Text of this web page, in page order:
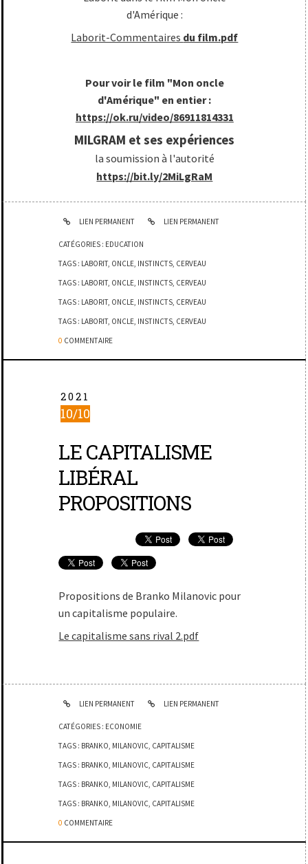
d'Amérique :
Laborit-Commentaires du film.pdf
Pour voir le film "Mon oncle
d'Amérique" en entier :
https://ok.ru/video/86911814331
MILGRAM et ses expériences
la soumission à l'autorité
https://bit.ly/2MiLgRaM
LIEN PERMANENT LIEN PERMANENT
CATÉGORIES : EDUCATION
TAGS : LABORIT, ONCLE, INSTINCTS, CERVEAU
TAGS : LABORIT, ONCLE, INSTINCTS, CERVEAU
TAGS : LABORIT, ONCLE, INSTINCTS, CERVEAU
TAGS : LABORIT, ONCLE, INSTINCTS, CERVEAU
0 COMMENTAIRE
2021
10/10
LE CAPITALISME
LIBÉRAL
PROPOSITIONS
Propositions de Branko Milanovic pour
un capitalisme populaire.
Le capitalisme sans rival 2.pdf
LIEN PERMANENT LIEN PERMANENT
CATÉGORIES : ECONOMIE
TAGS : BRANKO, MILANOVIC, CAPITALISME
TAGS : BRANKO, MILANOVIC, CAPITALISME
TAGS : BRANKO, MILANOVIC, CAPITALISME
TAGS : BRANKO, MILANOVIC, CAPITALISME
0 COMMENTAIRE